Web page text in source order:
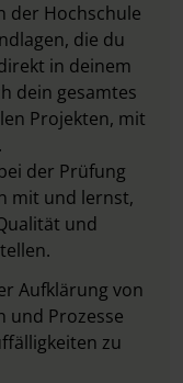
der Hochschule
die du
in deinem
dein gesamtes
Projekten, mit
der Prüfung
mit und lernst,
und
Aufklärung von
und Prozesse
zu